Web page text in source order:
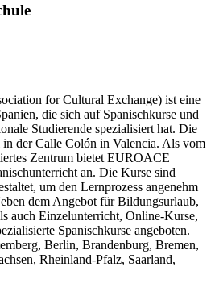
for Cultural Exchange) ist eine
die sich auf Spanischkurse und
Studierende spezialisiert hat. Die
in der Calle Colón in Valencia. Als vom
Zentrum bietet EUROACE
an. Die Kurse sind
um den Lernprozess angenehm
dem Angebot für Bildungsurlaub,
auch Einzelunterricht, Online-Kurse,
Spanischkurse angeboten.
Berlin, Brandenburg, Bremen,
Rheinland-Pfalz, Saarland,